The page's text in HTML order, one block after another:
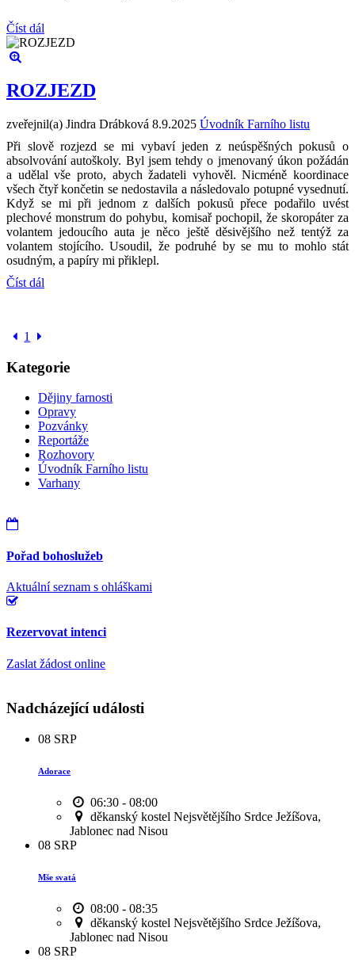
Číst dál
ROZJEZD
zveřejnil(a) Jindra Drábková 8.9.2025 Úvodník Farního listu
Při slově rozjezd se mi vybaví jeden z neúspěšných pokusů o
absolvování autoškoly. Byl jsem tehdy o jmenovaný úkon požádán
a udělal vše proto, abych žadateli vyhověl. Nicméně koordinace
všech čtyř končetin se nedostavila a následovalo potupné vysednutí.
Když se mi při jednom z dalších pokusů přece podařilo uvést
plechové monstrum do pohybu, komisař pochopil, že skoropáter za
volantem jedoucího auta je něco ještě děsivějšího než tentýž za
volantem stojícího. Usoudil, že podruhé by se mu to mohlo stát
osudným, a papíry mi přiklepl.
Číst dál
1
Kategorie
Dějiny farnosti
Opravy
Pozvánky
Reportáže
Rozhovory
Úvodník Farního listu
Varhany
Pořad bohoslužeb
Aktuální seznam s ohláškami
Rezervovat intenci
Zaslat žádost online
Nadcházející události
08 SRP
Adorace
06:30 - 08:00
děkanský kostel Nejsvětějšího Srdce Ježíšova,
Jablonec nad Nisou
08 SRP
Mše svatá
08:00 - 08:35
děkanský kostel Nejsvětějšího Srdce Ježíšova,
Jablonec nad Nisou
08 SRP